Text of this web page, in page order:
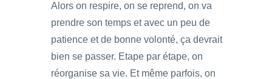
Alors on respire, on se reprend, on va
prendre son temps et avec un peu de
patience et de bonne volonté, ça devrait
bien se passer. Etape par étape, on
réorganise sa vie. Et même parfois, on